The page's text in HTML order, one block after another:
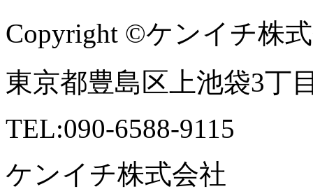
Copyright ©ケンイチ株
東京都豊島区上池袋3丁
TEL:090-6588-9115
ケンイチ株式会社